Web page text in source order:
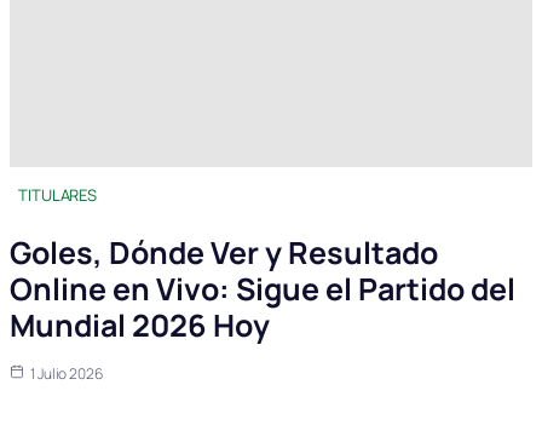
TITULARES
Goles, Dónde Ver y Resultado
Online en Vivo: Sigue el Partido del
Mundial 2026 Hoy
1 Julio 2026